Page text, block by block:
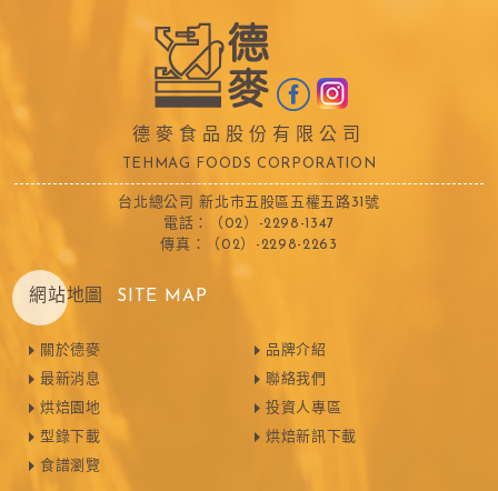
德麥食品股份有限公司
TEHMAG FOODS CORPORATION
台北總公司 新北市五股區五權五路31號
電話：（02）-2298-1347
傳真：（02）-2298-2263
網站地圖 SITE MAP
關於德麥
最新消息
烘焙園地
型錄下載
食譜瀏覽
品牌介紹
聯絡我們
投資人專區
烘焙新訊下載